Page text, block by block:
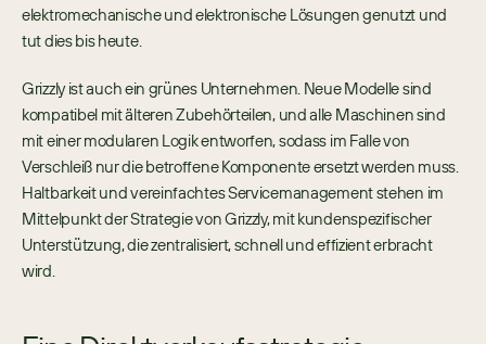
elektromechanische und elektronische Lösungen genutzt und
tut dies bis heute.
Grizzly ist auch ein grünes Unternehmen. Neue Modelle sind
kompatibel mit älteren Zubehörteilen, und alle Maschinen sind
mit einer modularen Logik entworfen, sodass im Falle von
Verschleiß nur die betroffene Komponente ersetzt werden muss.
Haltbarkeit und vereinfachtes Servicemanagement stehen im
Mittelpunkt der Strategie von Grizzly, mit kundenspezifischer
Unterstützung, die zentralisiert, schnell und effizient erbracht
wird.